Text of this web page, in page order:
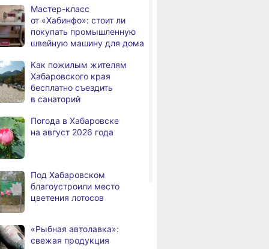
В сёлах Хабаровского края
создают новые
пространства
площадки станут частью
обновлённого сквера
в Хабаровске
заканчивают ремонт дороги
Переяславка — Аргунское
переедут в новые квартиры
в 2026 году
лучших представителей
строительной отрасли
Мастер-класс
от «Хабинфо»: стоит ли
покупать промышленную
швейную машину для дома
Как пожилым жителям
Хабаровского края
бесплатно съездить
в санаторий
Погода в Хабаровске
на август 2026 года
Под Хабаровском
благоустроили место
цветения лотосов
«Рыбная автолавка»:
свежая продукция